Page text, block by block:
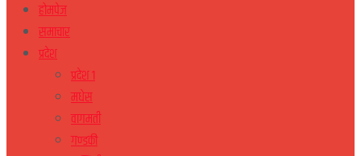
होमपेज
समाचार
प्रदेश
प्रदेश १
मधेस
वागमती
गण्डकी